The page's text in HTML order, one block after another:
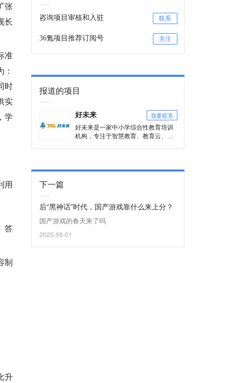
张
长
准
时
实
学
用
答
制
升
咨询项目审核和入驻 联系
36氪项目推荐订阅号 关注
报道的项目
好未来 我要联系
好未来是一家中小学综合性教育培训
机构，专注于智慧教育、教育云、内
智康、励步英语、摩比、乐外教、家
科、乐加乐英语和东学堂语文，专注
下一篇
后“黑神话”时代，国产游戏靠什么来上分？
国产游戏的春天来了吗
2025-08-01